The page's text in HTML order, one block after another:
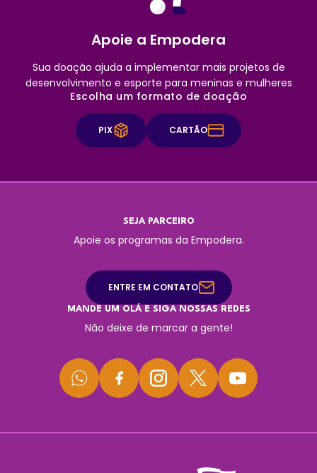
Apoie a Empodera
Sua doação ajuda a implementar mais projetos de
desenvolvimento e esporte para meninas e mulheres
Escolha um formato de doação
PIX CARTÃO
SEJA PARCEIRO
Apoie os programas da Empodera.
ENTRE EM CONTATO
MANDE UM OLÁ E SIGA NOSSAS REDES
Não deixe de marcar a gente!